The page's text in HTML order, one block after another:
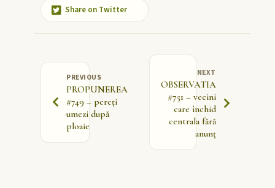
Share on Twitter
PREVIOUS
PROPUNEREA
#749 – pereți
umezi după
ploaie
NEXT
OBSERVATIA
#751 – vecini
care închid
centrala fără
anunț